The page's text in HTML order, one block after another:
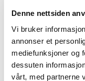
Denne nettsiden
Vi bruker
annonser et
mediefunksjoner og
dessuten
vårt, med partnerne
komfortable og så
egnet for alle, også
hud.
Blomdahl er
kontroll og